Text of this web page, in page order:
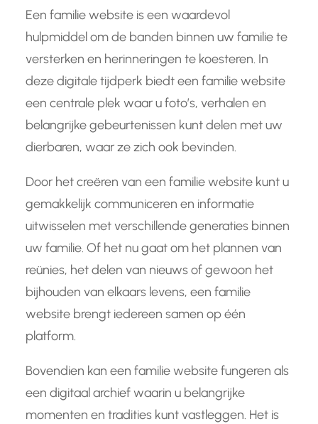
Een familie website is een waardevol
hulpmiddel om de banden binnen uw familie te
versterken en herinneringen te koesteren. In
deze digitale tijdperk biedt een familie website
een centrale plek waar u foto’s, verhalen en
belangrijke gebeurtenissen kunt delen met uw
dierbaren, waar ze zich ook bevinden.
Door het creëren van een familie website kunt u
gemakkelijk communiceren en informatie
uitwisselen met verschillende generaties binnen
uw familie. Of het nu gaat om het plannen van
reünies, het delen van nieuws of gewoon het
bijhouden van elkaars levens, een familie
website brengt iedereen samen op één
platform.
Bovendien kan een familie website fungeren als
een digitaal archief waarin u belangrijke
momenten en tradities kunt vastleggen. Het is